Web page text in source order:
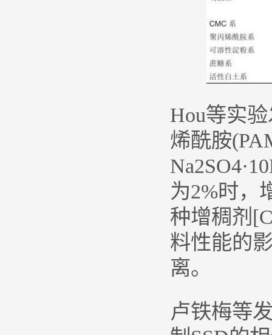
Hou等实
烯酰胺
为2%时，
种增稠剂
料性能的
离。
卢铁梅等